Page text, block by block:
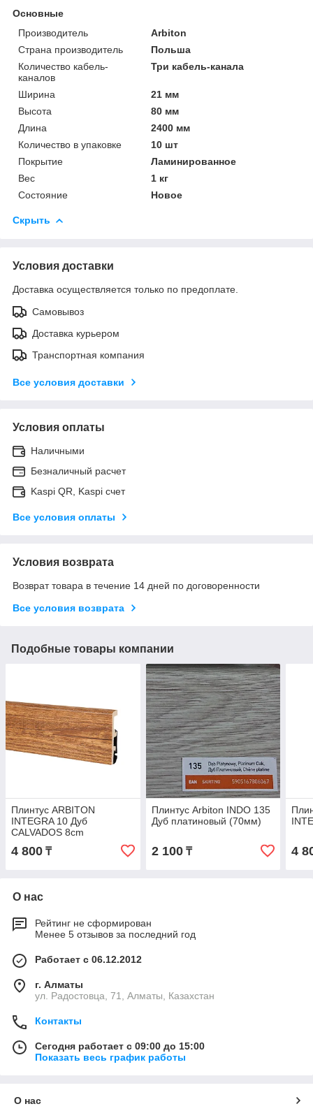
Основные
Производитель
Arbiton
Страна производитель
Польша
Количество кабель-
каналов
Три кабель-канала
Ширина
21 мм
Высота
80 мм
Длина
2400 мм
Количество в упаковке
10 шт
Покрытие
Ламинированное
Вес
1 кг
Состояние
Новое
Скрыть
Условия доставки
Доставка осуществляется только по предоплате.
Самовывоз
Доставка курьером
Транспортная компания
Все условия доставки
Условия оплаты
Наличными
Безналичный расчет
Kaspi QR, Kaspi счет
Все условия оплаты
Условия возврата
Возврат товара в течение 14 дней по договоренности
Все условия возврата
Подобные товары компании
Плинтус ARBITON
INTEGRA 10 Дуб
CALVADOS 8cm
4 800 ₸
Плинтус Arbiton INDO 135
Дуб платиновый (70мм)
2 100₸ 4
О нас
Рейтинг не сформирован
Менее 5 отзывов за последний год
Работает с 06.12.2012
г. Алматы
ул. Радостовца, 71, Алматы, Казахстан
Контакты
Сегодня работает с 09:00 до 15:00
Показать весь график работы
О нас